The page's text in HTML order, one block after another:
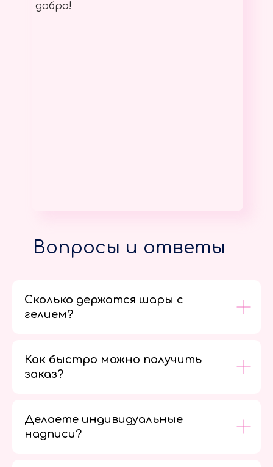
добра!
Вопросы и ответы
Сколько держатся шары с
гелием?
Как быстро можно получить
заказ?
Делаете индивидуальные
надписи?